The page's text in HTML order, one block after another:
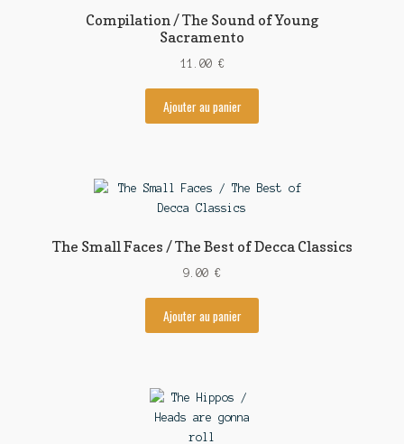
Compilation / The Sound of Young
Sacramento
11.00 €
Ajouter au panier
The Small Faces / The Best of Decca Classics
9.00 €
Ajouter au panier